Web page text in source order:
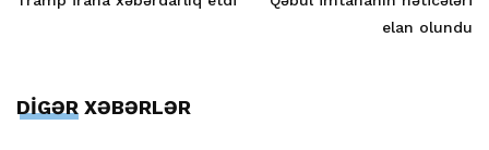
elan olundu
DİGƏR XƏBƏRLƏR